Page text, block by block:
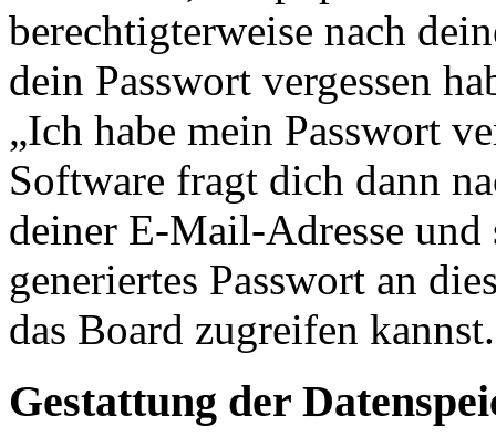
berechtigterweise nach
dein Passwort vergessen
„Ich habe mein Passwort
Software fragt dich dann
deiner E-Mail-Adresse und
generiertes Passwort an
das Board zugreifen kannst.
Gestattung der